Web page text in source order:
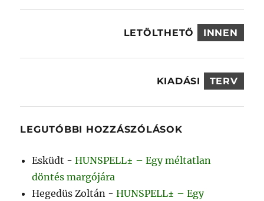
LETÖLTHETŐ INNEN
KIADÁSI TERV
LEGUTÓBBI HOZZÁSZÓLÁSOK
Esküdt -HUNSPELL± – Egy méltatlan
döntés margójára
Hegedüs Zoltán -HUNSPELL± – Egy